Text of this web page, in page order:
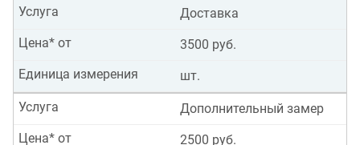
Доставка
Услуга
3500 руб.
Цена* от
шт.
Единица измерения
Дополнительный замер
Услуга
2500 руб.
Цена* от